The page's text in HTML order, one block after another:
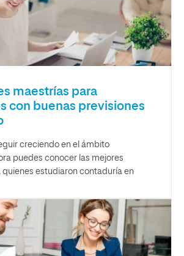
maestrías para
con buenas previsiones
creciendo en el ámbito
puedes conocer las mejores
quienes estudiaron contaduría en